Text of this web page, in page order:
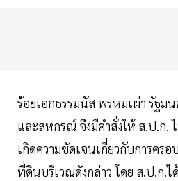
ร้อยเอกธรรมนัส พรหมเผ่า รัฐมน
และสหกรณ์ จึงมีคำสั่งให้ ส.ป.ก.
เกิดความชัดเจนเกี่ยวกับการคร
ที่ดินบริเวณดังกล่าว โดย ส.ป.ก.